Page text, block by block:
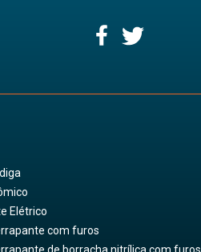
Elétrico
com furos
de borracha nitrílica com furos